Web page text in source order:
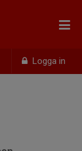
Logga in